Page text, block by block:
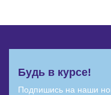
Будь в курсе!
Подпишись на наши